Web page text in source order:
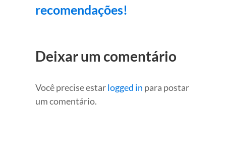
recomendações!
Deixar um comentário
Você precise estarlogged in para postar
um comentário.